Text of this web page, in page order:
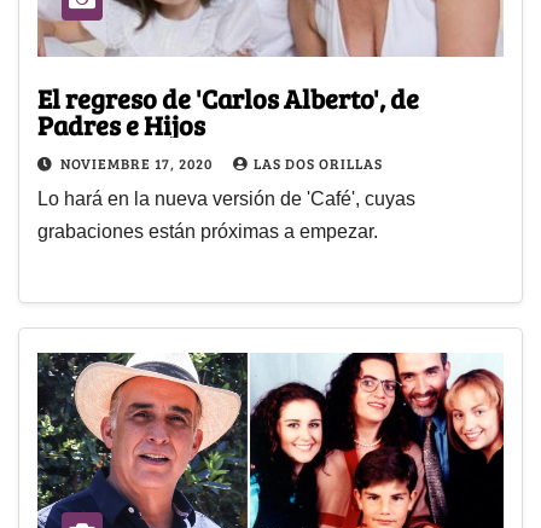
El regreso de 'Carlos Alberto', de
Padres e Hijos
NOVIEMBRE 17, 2020 LAS DOS ORILLAS
Lo hará en la nueva versión de 'Café', cuyas
grabaciones están próximas a empezar.